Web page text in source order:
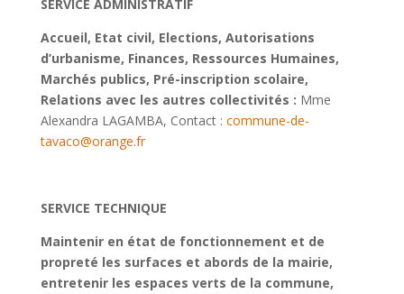
SERVICE ADMINISTRATIF
Accueil, Etat civil, Elections, Autorisations
d’urbanisme, Finances, Ressources Humaines,
Marchés publics, Pré-inscription scolaire,
Relations avec les autres collectivités : Mme
Alexandra LAGAMBA, Contact : commune-de-
tavaco@orange.fr
SERVICE TECHNIQUE
Maintenir en état de fonctionnement et de
propreté les surfaces et abords de la mairie,
entretenir les espaces verts de la commune,